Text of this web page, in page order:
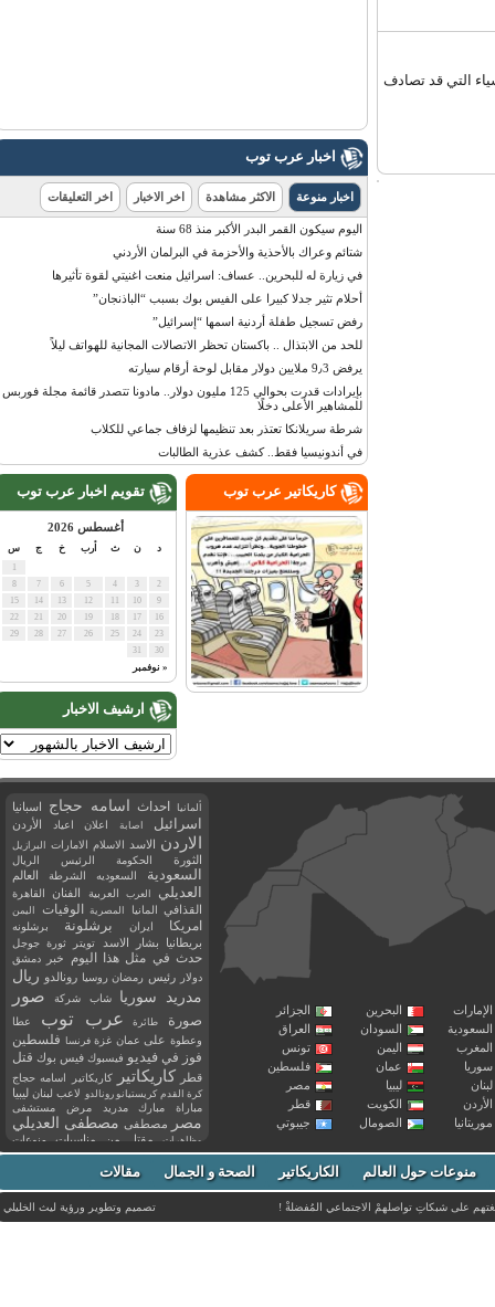
التي قد تصادف
اخبار عرب توب
اخبار منوعة الاكثر مشاهدة اخر الاخبار اخر التعليقات
اليوم سيكون القمر البدر الأكبر منذ 68 سنة
شتائم وعراك بالأحذية والأحزمة في البرلمان الأردني
في زيارة له للبحرين.. عساف: اسرائيل منعت اغنيتي لقوة تأثيرها
أحلام تثير جدلا كبيرا على الفيس بوك بسبب “الباذنجان”
رفض تسجيل طفلة أردنية اسمها “إسرائيل”
للحد من الابتذال .. باكستان تحظر الاتصالات المجانية للهواتف ليلاً
يرفض 9٫3 ملايين دولار مقابل لوحة أرقام سيارته
بإيرادات قدرت بحوالي 125 مليون دولار.. مادونا تتصدر قائمة مجلة فوربس
للمشاهير الأعلى دخلًا
شرطة سريلانكا تعتذر بعد تنظيمها لزفاف جماعي للكلاب
في أندونيسيا فقط.. كشف عذرية الطالبات
تقويم اخبار عرب توب
أغسطس 2026
أرب س
« نوفمبر
ارشيف الاخبار
كاريكاتير عرب توب
البحرين
الجزائر
السودان
العراق
اليمن
تونس
عمان
فلسطين
ليبيا
مصر
الكويت
قطر
الصومال جيبوتي
ألمانيا احداث اسامه حجاج اسبانيا
اسرائيل اصابة اعلان اعياد الأردن
الاردن الاسد الاسلام الامارات البرازيل
الثورة الحكومة الرئيس الريال
السعودية السعوديه الشرطة العالم
العديلي العرب العربية الفنان القاهرة
القذافي المانيا المصرية الوفيات اليمن
امريكا ايران برشلونة برشلونه
بريطانيا بشار الاسد تويتر ثورة جوجل
حدث في مثل هذا اليوم خبر دمشق
دولار رئيس رمضان روسيا رونالدو ريال
مدريد
سوريا شاب شركة صور
صورة طائرة عرب توب
عطا
وعطوة على عمان غزة فرنسا فلسطين
فوز في فيديو فيسبوك فيس بوك قتل
قطر كاريكاتير كاريكاتير اسامه حجاج
كرة القدم كريستيانو رونالدو لاعب لبنان ليبيا
مباراة مبارك مدريد مرض مستشفى
مصر مصطفى مصطفى العديلي
مظاهرات مقتل من مناسبات
منوعات
مواليد
موت ميسي ميلان نادي نشر
وفاة وفيات يوتيوب منوعات حول العالم الكاريكاتير الصحة و الجمال مقالات
على شبكاتِ تواصلهمْ الاجتماعي المُفضلةْ ! تصميم وتطوير ورؤيةليث الخليلي